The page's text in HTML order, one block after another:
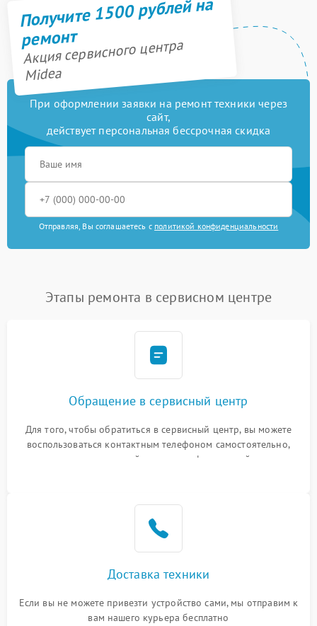
Получите 1500 рублей на
ремонт
Акция сервисного центра
Midea
При оформлении заявки на ремонт техники через
сайт,
действует персональная бессрочная скидка
Отправляя, Вы соглашаетесь с политикой конфиденциальности
Этапы ремонта в сервисном центре
Обращение в сервисный центр
Для того, чтобы обратиться в сервисный центр, вы можете
воспользоваться контактным телефоном самостоятельно,
или оставить свой номер телефона на сайте
Доставка техники
Если вы не можете привезти устройство сами, мы отправим к
вам нашего курьера бесплатно